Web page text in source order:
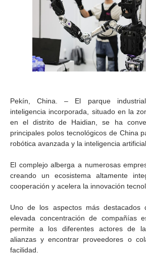
Pekín, China. – El parque
inteligencia incorporada, situado en la
en el distrito de Haidian, se ha
principales polos tecnológicos de China
robótica avanzada y la inteligencia artificial.
El complejo alberga a numerosas
creando un ecosistema altamente
cooperación y acelera la innovación
Uno de los aspectos más
elevada concentración de compañías
permite a los diferentes actores de
alianzas y encontrar proveedores o
facilidad.